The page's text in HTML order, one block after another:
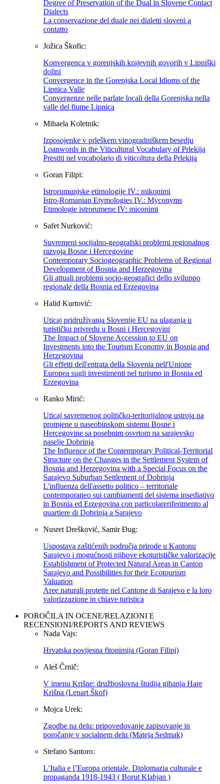
Degree of Preservation of the Dual in Slovene Contact
Dialects
La conservazione del duale nei dialetti sloveni a
contatto
Jožica Škofic:
Konvergenca v gorenjskih krajevnih govorih v Lipniški
dolini
Convergence in the Gorenjska Local Idioms of the
Lipnica Valle
Convergenze nelle parlate locali della Gorenjska nella
valle del fiume Lipnica
Mihaela Koletnik:
Izposojenke v prleškem vinogradniškem besedju
Loanwords in the Viticultural Vocabulary of Prlekija
Prestiti nel vocabolario di viticoltura della Prlekija
Goran Filipi:
Istrorumunjske etimologije IV.: mikonimi
Istro-Romanian Etymologies IV.: Myconyms
Etimologie istrorumene IV: miconimi
Safet Nurković:
Suvremeni socijalno-geografski problemi regionalnog
razvoja Bosne i Hercegovine
Contemporary Sociogeographic Problems of Regional
Development of Bosnia and Herzegovina
Gli attuali problemi socio-geografici dello sviluppo
regionale della Bosnia ed Erzegovina
Halid Kurtović:
Uticaj pridruživanja Slovenije EU na ulaganja u
turističku privredu u Bosni i Hercegovini
The Impact of Slovene Accession to EU on
Investments into the Tourism Economy in Bosnia and
Herzegovina
Gli effetti dell'entrata della Slovenia nell'Unione
Europea sugli investimenti nel turismo in Bosnia ed
Erzegovina
Ranko Mirić:
Uticaj savremenog političko-teritorijalnog ustroja na
promjene u naseobinskom sistemu Bosne i
Hercegovine sa posebnim osvrtom na sarajevsko
naselje Dobrinja
The Influence of the Contemporary Political-Territorial
Structure on the Changes in the Settlement System of
Bosnia and Herzegovina with a Special Focus on the
Sarajevo Suburban Settlement of Dobrinja
L'influenza dell'assetto politico – territoriale
contemporaneo sui cambiamenti del sistema insediativo
in Bosnia ed Erzegovina con particolareriferimento al
quartiere di Dobrinja a Sarajevo
Nusret Drešković, Samir Đug:
Uspostava zaštićenih područja prirode u Kantonu
Sarajevo i mogućnosti njihove ekoturističke valorizacije
Establishment of Protected Natural Areas in Canton
Sarajevo and Possibilities for their Ecotourism
Valuation
Aree naturali protette nel Cantone di Sarajevo e la loro
valorizzazione in chiave turistica
POROČILA IN OCENE/RELAZIONI E
RECENSIONI/REPORTS AND REVIEWS
Nada Vajs:
Hrvatska povijesna fitonimija (Goran Filipi)
Aleš Črnič:
V imenu Krišne: družboslovna študija gibanja Hare
Krišna (Lenart Škof)
Mojca Urek:
Zgodbe na delu: pripovedovanje zapisovanje in
poročanje v socialnem delu (Mateja Sedmak)
Stefano Santoro:
L’Italia e l’Europa orientale. Diplomazia culturale e
propaganda 1918-1943 ( Borut Klabjan )